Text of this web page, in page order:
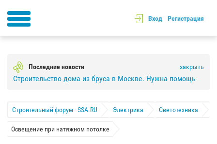
Вход Регистрация
Последние новости закрыть
Строительство дома из бруса в Москве. Нужна помощь
Строительный форум - SSA.RU Электрика Светотехника
Освещение при натяжном потолке